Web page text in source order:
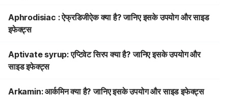
Aphrodisiac : ऐफ्रडिजीऐक क्या है? जानिए इसके उपयोग और साइड
इफेक्ट्स
Aptivate syrup: एप्टिवेट सिरप क्या है? जानिए इसके उपयोग और
साइड इफेक्ट्स
Arkamin: आर्कमिन क्या है? जानिए इसके उपयोग और साइड इफेक्ट्स